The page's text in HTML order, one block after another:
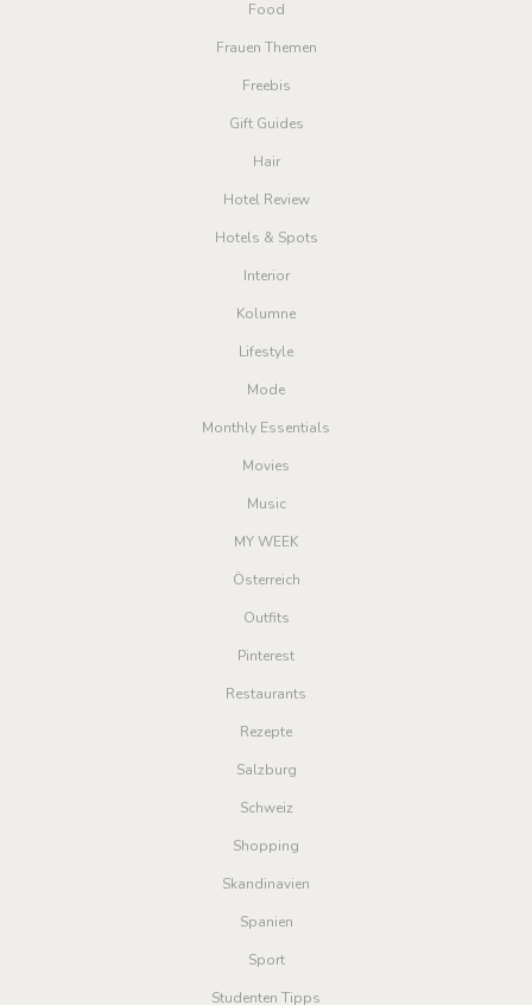
Food
Frauen Themen
Freebis
Gift Guides
Hair
Hotel Review
Hotels & Spots
Interior
Kolumne
Lifestyle
Mode
Monthly Essentials
Movies
Music
MY WEEK
Österreich
Outfits
Pinterest
Restaurants
Rezepte
Salzburg
Schweiz
Shopping
Skandinavien
Spanien
Sport
Studenten Tipps